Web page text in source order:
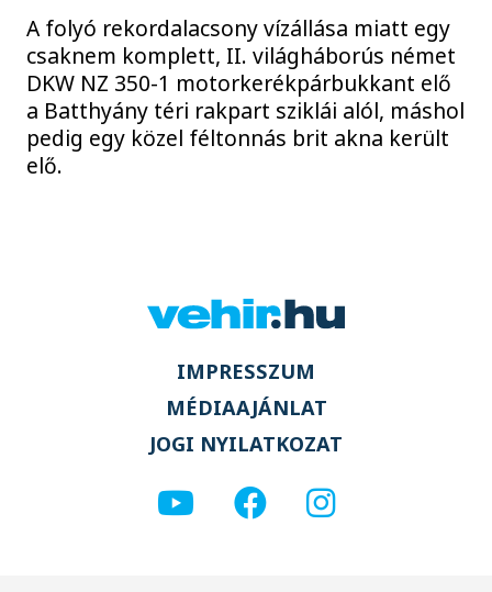
A folyó rekordalacsony vízállása miatt egy
csaknem komplett, II. világháborús német
DKW NZ 350-1 motorkerékpárbukkant elő
a Batthyány téri rakpart sziklái alól, máshol
pedig egy közel féltonnás brit akna került
elő.
IMPRESSZUM
MÉDIAAJÁNLAT
JOGI NYILATKOZAT